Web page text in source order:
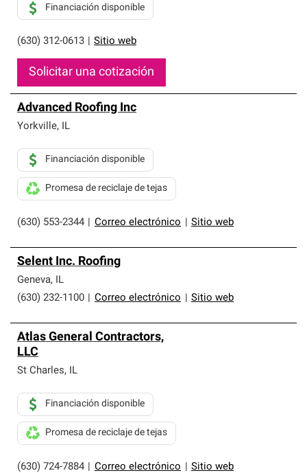
(630) 312-0613 Sitio web
Financiación disponible
Solicitar una cotización
Advanced Roofing Inc
Yorkville, IL
(630) 553-2344 Correo electrónico Sitio web
Financiación disponible
Promesa de reciclaje de tejas
Selent Inc. Roofing
Geneva, IL
(630) 232-1100
Correo electrónico Sitio web
Atlas General Contractors,
LLC
St Charles, IL
(630) 724-7884 Correo electrónico Sitio web
Financiación disponible
Promesa de reciclaje de tejas